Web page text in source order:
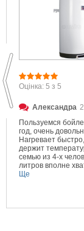
Оцінка: 5 з 5
Александра
Пользуемся
год, очень
Нагревает
держит
семью из 4-х
литров вполне
Ще